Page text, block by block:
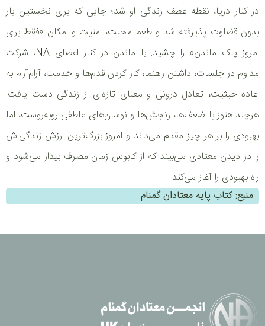
در کنار دریا، نقطه عطف زندگی او شد؛ جایی که برای نخستین بار
بدون قضاوت پذیرفته شد و طعم محبت، امنیت و امکان «فقط برای
امروز پاک ماندن» را چشید. با ماندن در کنار اعضای NA، شرکت
مداوم در جلسات، داشتن راهنما، کار کردن قدم‌ها و خدمت، آرام‌آرام به
اعاده حیثیت، تعادل درونی و معنای تازه‌ای از زندگی دست یافت.
هرچند هنوز با ضعف‌ها، رنجش‌ها و نوسان‌های عاطفی روبه‌روست، اما
بهبودی را بر هر چیز مقدم می‌داند و امروز بزرگ‌ترین ارزش زندگی‌اش
را در دیدن معتادی می‌بیند که از کابوس زمان مصرف بیدار می‌شود و
راه بهبودی را آغاز می‌کند.
منبع: کتاب پایه معتادان گمنام